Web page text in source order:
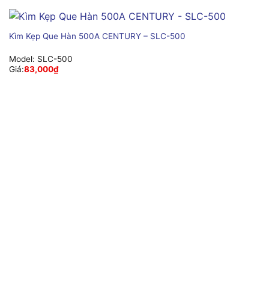
Kìm Kẹp Que Hàn 500A CENTURY – SLC-500
Model: SLC-500
Giá:83,000₫